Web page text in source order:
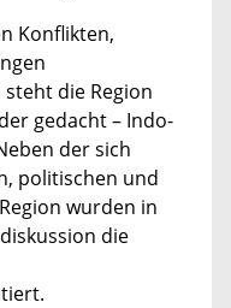
Konflikten,
die Region
gedacht – Indo-
der sich
politischen und
wurden in
die